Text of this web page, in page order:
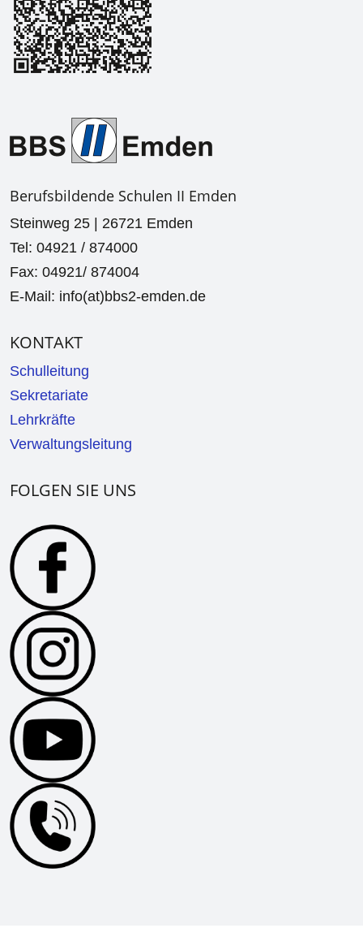
Berufsbildende Schulen II Emden
Steinweg 25 | 26721 Emden
Tel: 04921 / 874000
Fax: 04921/ 874004
E-Mail: info(at)bbs2-emden.de
KONTAKT
Schulleitung
Sekretariate
Lehrkräfte
Verwaltungsleitung
FOLGEN SIE UNS